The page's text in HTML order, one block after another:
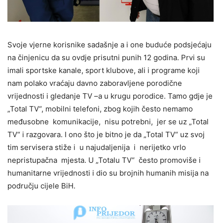
Svoje vjerne korisnike sadašnje a i one buduće podsjećaju
na činjenicu da su ovdje prisutni punih 12 godina. Prvi su
imali sportske kanale, sport klubove, ali i programe koji
nam polako vraćaju davno zaboravljene porodične
vrijednosti i gledanje TV –a u krugu porodice. Tamo gdje je
„Total TV“, mobilni telefoni, zbog kojih često nemamo
međusobne komunikacije, nisu potrebni, jer se uz „Total
TV“ i razgovara. I ono što je bitno je da „Total TV“ uz svoj
tim servisera stiže i u najudaljenija i nerijetko vrlo
nepristupačna mjesta. U „Totalu TV“ često promoviše i
humanitarne vrijednosti i dio su brojnih humanih misija na
području cijele BiH.